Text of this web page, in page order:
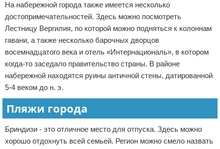
На набережной города также имеется несколько
достопримечательностей. Здесь можно посмотреть
Лестницу Вергилия, по которой можно подняться к колоннам
гавани, а также несколько барочных дворцов
восемнадцатого века и отель «Интернациональ», в котором
когда-то заседало правительство страны. В районе
набережной находятся руины античной стены, датированной
5-4 веком до н. э.
Пляжи города
Бриндизи - это отличное место для отпуска. Здесь можно
хорошо отдохнуть всей семьей. Регион можно смело назвать